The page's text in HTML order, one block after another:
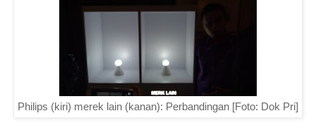
Philips (kiri) merek lain (kanan): Perbandingan [Foto: Dok Pri]